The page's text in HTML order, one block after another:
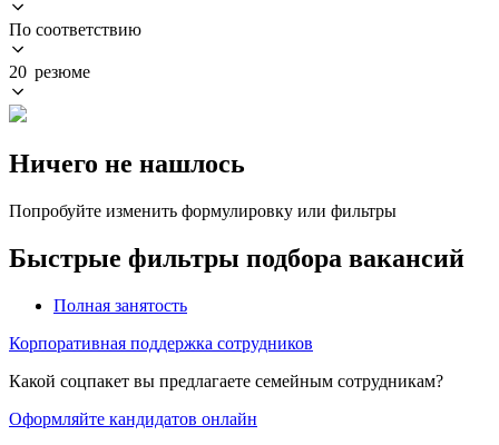
По соответствию
20 резюме
Ничего не нашлось
Попробуйте изменить формулировку или фильтры
Быстрые фильтры подбора вакансий
Полная занятость
Корпоративная поддержка сотрудников
Какой соцпакет вы предлагаете семейным сотрудникам?
Оформляйте кандидатов онлайн